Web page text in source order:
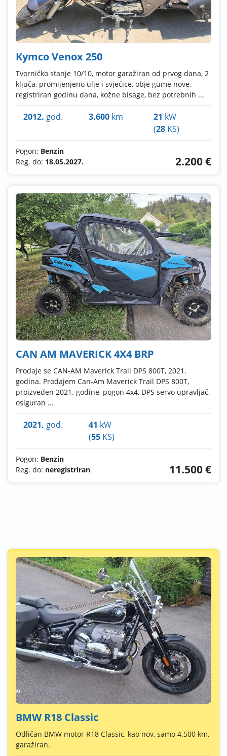
Kymco Venox 250
Tvorničko stanje 10/10, motor garažiran od prvog dana, 2
ključa, promijenjeno ulje i svjećice, obje gume nove,
registriran godinu dana, kožne bisage, bez potrebnih ...
2012. god. 3.600km 21 kW
(28 KS)
Pogon: Benzin
Reg. do: 18.05.2027. 2.200 €
CAN AM MAVERICK 4X4 BRP
Prodaje se CAN-AM Maverick Trail DPS 800T, 2021.
godina. Prodajem Can-Am Maverick Trail DPS 800T,
proizveden 2021. godine, pogon 4x4, DPS servo upravljač,
osiguran ...
2021. god. 41 kW
(55KS)
Pogon: Benzin
Reg. do: neregistriran 11.500 €
BMW R18 Classic
Odličan BMW motor R18 Classic, kao nov, samo 4.500 km,
garažiran.